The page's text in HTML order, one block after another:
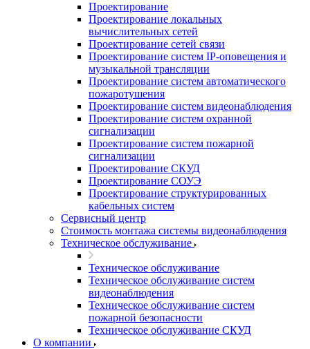
Проектирование
Проектирование локальных
вычислительных сетей
Проектирование сетей связи
Проектирование систем IP-оповещения и
музыкальной трансляции
Проектирование систем автоматического
пожаротушения
Проектирование систем видеонаблюдения
Проектирование систем охранной
сигнализации
Проектирование систем пожарной
сигнализации
Проектирование СКУД
Проектирование СОУЭ
Проектирование структурированных
кабельных систем
Сервисный центр
Стоимость монтажа системы видеонаблюдения
Техническое обслуживание
Техническое обслуживание
Техническое обслуживание систем
видеонаблюдения
Техническое обслуживание систем
пожарной безопасности
Техническое обслуживание СКУД
О компании